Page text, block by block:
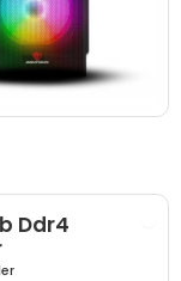
Ddr4